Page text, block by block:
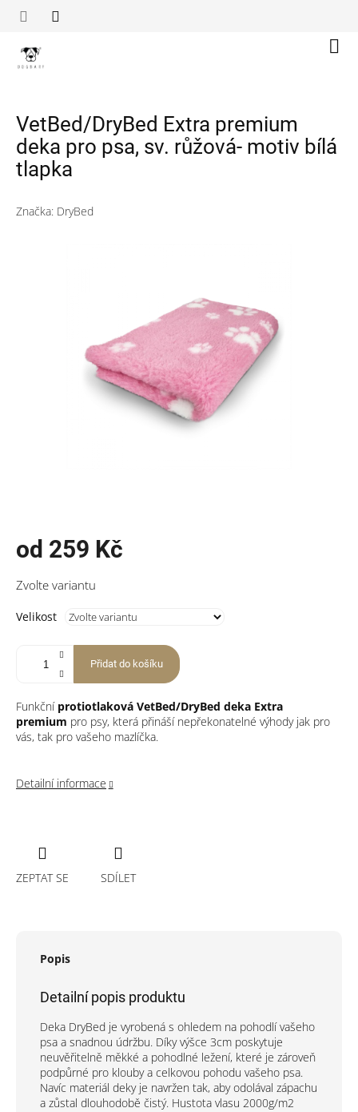
VetBed/DryBed Extra premium
deka pro psa, sv. růžová- motiv bílá
tlapka
Značka: DryBed
od 259 Kč
cena:
Zvolte variantu
Velikost
Přidat do košíku
Funkční protiotlaková VetBed/DryBed deka Extra
premium pro psy, která přináší nepřekonatelné výhody jak pro
vás, tak pro vašeho mazlíčka.
Detailní informace
ZEPTAT SE SDÍLET
Popis
Detailní popis produktu
Deka DryBed je vyrobená s ohledem na pohodlí vašeho
psa a snadnou údržbu. Díky výšce 3cm poskytuje
neuvěřitelně měkké a pohodlné ležení, které je zároveň
podpůrné pro klouby a celkovou pohodu vašeho psa.
Navíc materiál deky je navržen tak, aby odolával zápachu
a zůstal dlouhodobě čistý. Hustota vlasu 2000g/m2